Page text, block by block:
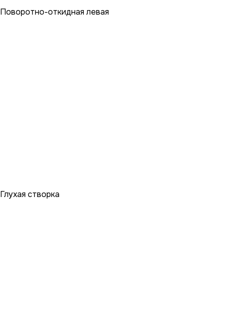
Поворотно-откидная левая
Глухая створка